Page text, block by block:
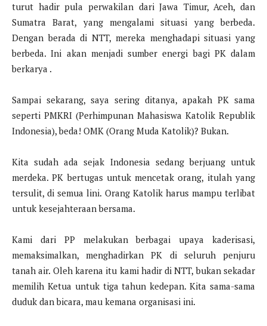
turut hadir pula perwakilan dari Jawa Timur, Aceh, dan
Sumatra Barat, yang mengalami situasi yang berbeda.
Dengan berada di NTT, mereka menghadapi situasi yang
berbeda. Ini akan menjadi sumber energi bagi PK dalam
berkarya .
Sampai sekarang, saya sering ditanya, apakah PK sama
seperti PMKRI (Perhimpunan Mahasiswa Katolik Republik
Indonesia), beda! OMK (Orang Muda Katolik)? Bukan.
Kita sudah ada sejak Indonesia sedang berjuang untuk
merdeka. PK bertugas untuk mencetak orang, itulah yang
tersulit, di semua lini. Orang Katolik harus mampu terlibat
untuk kesejahteraan bersama.
Kami dari PP melakukan berbagai upaya kaderisasi,
memaksimalkan, menghadirkan PK di seluruh penjuru
tanah air. Oleh karena itu kami hadir di NTT, bukan sekadar
memilih Ketua untuk tiga tahun kedepan. Kita sama-sama
duduk dan bicara, mau kemana organisasi ini.